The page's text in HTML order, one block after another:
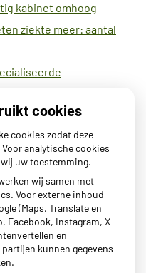
kabinet omhoog
ziekte meer: aantal
terug vanwege
met 3-D
bij afvallen
hebben geen bril,
cookies
cookies zodat deze
analytische cookies
uw toestemming.
wij samen met
Voor externe inhoud
(Maps, Translate en
Facebook, Instagram, X
en
kunnen gegevens